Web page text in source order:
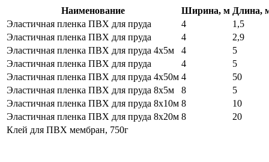
Наименование Ширина, м Длина,
Эластичная пленка ПВХ для пруда
4
1,5
Эластичная пленка ПВХ для пруда
4
2,9
Эластичная пленка ПВХ для пруда 4х5м
4
5
Эластичная пленка ПВХ для пруда
4
5
Эластичная пленка ПВХ для пруда 4х50м 4
50
Эластичная пленка ПВХ для пруда 8х5м
8
5
Эластичная пленка ПВХ для пруда 8х10м 8
10
Эластичная пленка ПВХ для пруда 8х20м 8
20
Клей для ПВХ мембран, 750г